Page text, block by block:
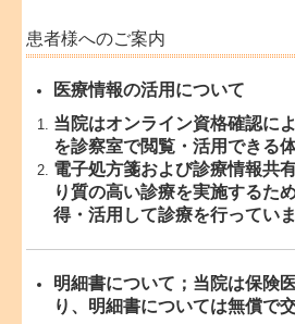
患者様へのご案内
医療情報の活用について
当院はオンライン資格確認に
を診察室で閲覧・活用できる
電子処方箋および診療情報共
り質の高い診療を実施するた
得・活用して診療を行っていま
明細書について；当院は保険
り、明細書については無償で